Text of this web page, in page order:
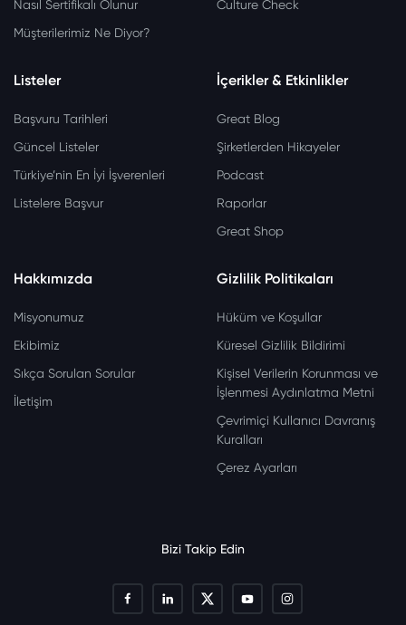
Nasıl Sertifikalı Olunur
Müşterilerimiz Ne Diyor?
Culture Check
Listeler
Başvuru Tarihleri
Güncel Listeler
Türkiye’nin En İyi İşverenleri
Listelere Başvur
İçerikler & Etkinlikler
Great Blog
Şirketlerden Hikayeler
Podcast
Raporlar
Great Shop
Hakkımızda
Misyonumuz
Ekibimiz
Sıkça Sorulan Sorular
İletişim
Gizlilik Politikaları
Hüküm ve Koşullar
Küresel Gizlilik Bildirimi
Kişisel Verilerin Korunması ve
İşlenmesi Aydınlatma Metni
Çevrimiçi Kullanıcı Davranış
Kuralları
Çerez Ayarları
Bizi Takip Edin